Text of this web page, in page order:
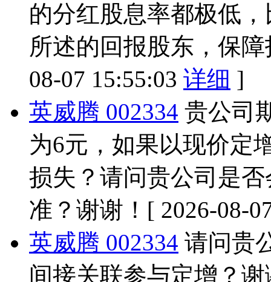
的分红股息率都极低
所述的回报股东，保
08-07 15:55:03 详细 ]
英威腾 002334 贵公司
为6元，如果以现价定
损失？请问贵公司是
准？谢谢！ [ 2026-08-
英威腾 002334 请问贵
间接关联参与定增？谢